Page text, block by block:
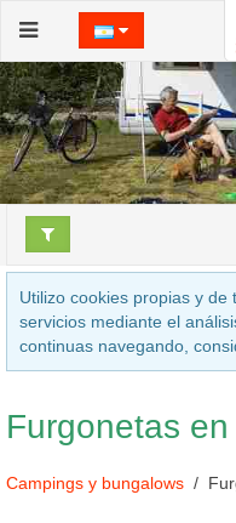
Utilizo cookies propias y
servicios mediante el
continuas navegando,
Furgonetas
Campings y bungalows